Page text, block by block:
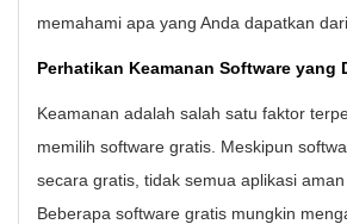
memahami apa yang Anda dapatkan
Perhatikan Keamanan Software yang
Keamanan adalah salah satu faktor
memilih software gratis. Meskipun
secara gratis, tidak semua aplikasi aman
Beberapa software gratis mungkin